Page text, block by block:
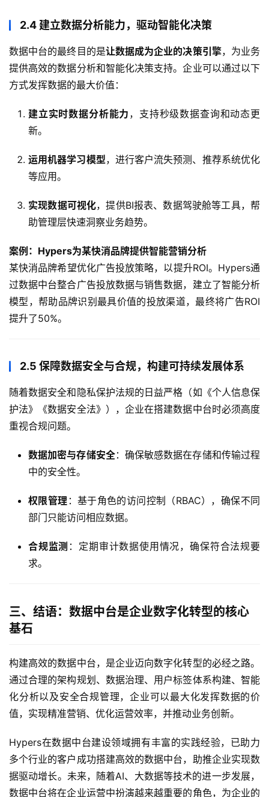
2.4 建立数据分析能力，驱动智能化决策
数据中台的最终目的是让数据成为企业的决策引擎，为业务
提供高效的数据分析和智能化决策支持。企业可以通过以下
方式发挥数据的最大价值：
建立实时数据分析能力 ，支持秒级数据查询和动态更
新。
运用机器学习模型，进行客户流失预测、推荐系统优化
等应用。
实现数据可视化，提供BI报表、数据驾驶舱等工具，帮
助管理层快速洞察业务趋势。
案例：Hypers为某快消品牌提供智能营销分析
某快消品牌希望优化广告投放策略，以提升ROI。Hypers通
过数据中台整合广告投放数据与销售数据，建立了智能分析
模型，帮助品牌识别最具价值的投放渠道，最终将广告ROI
提升了50%。
2.5 保障数据安全与合规，构建可持续发展体系
随着数据安全和隐私保护法规的日益严格（如《个人信息保
护法》《数据安全法》），企业在搭建数据中台时必须高度
重视合规问题。
数据加密与存储安全：确保敏感数据在存储和传输过程
中的安全性。
权限管理 ：基于角色的访问控制（RBAC），确保不同
部门只能访问相应数据。
合规监测 ：定期审计数据使用情况，确保符合法规要
求。
三、结语：数据中台是企业数字化转型的核心
基石
构建高效的数据中台，是企业迈向数字化转型的必经之路。
通过合理的架构规划、数据治理、用户标签体系构建、智能
化分析以及安全合规管理，企业可以最大化发挥数据的价
值，实现精准营销、优化运营效率，并推动业务创新。
Hypers在数据中台建设领域拥有丰富的实践经验，已助力
多个行业的客户成功搭建高效的数据中台，助推企业实现数
据驱动增长。未来，随着AI、大数据等技术的进一步发展，
数据中台将在企业运营中扮演越来越重要的角色，为企业的